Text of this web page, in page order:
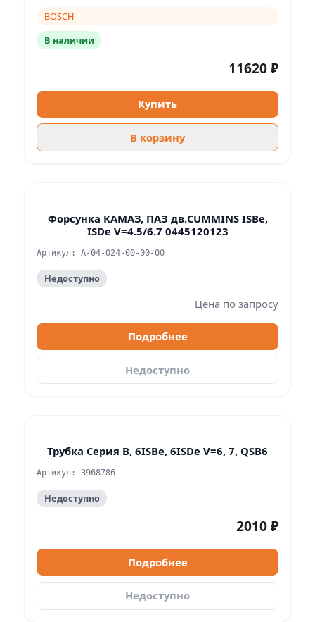
BOSCH
В наличии
11620 ₽
Купить
В корзину
Форсунка КАМАЗ, ПАЗ дв.CUMMINS ISBe,
ISDe V=4.5/6.7 0445120123
Артикул: А-04-024-00-00-00
Недоступно
Цена по запросу
Подробнее
Недоступно
Трубка Серия B, 6ISBe, 6ISDe V=6, 7, QSB6
Артикул: 3968786
Недоступно
2010 ₽
Подробнее
Недоступно